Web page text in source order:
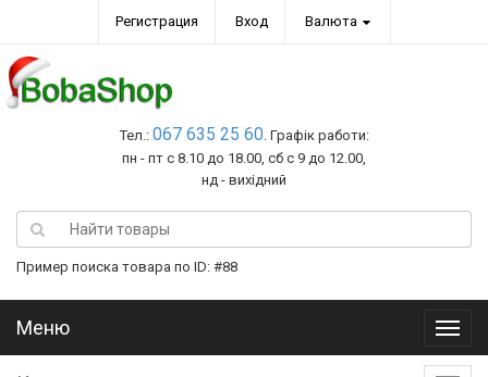
Регистрация Вход Валюта
Тел.: 067 635 25 60. Графік работи:
пн - пт с 8.10 до 18.00, сб с 9 до 12.00,
нд - вихідний
Пример поиска товара по ID: #88
Меню
Меню